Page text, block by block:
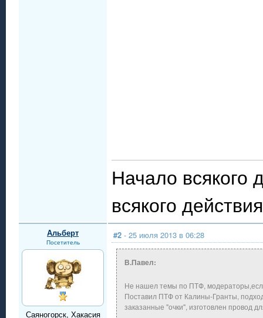
Начало
всякого
Альберт
Посетитель
Саяногорск, Хакасия
#2 - 25 июля 2013 в 06:28
В.Павел:
Не нашел темы по ПТФ,
Поставил ПТФ от Калины-Гранты,
заказанные "очки", изготовлен провод